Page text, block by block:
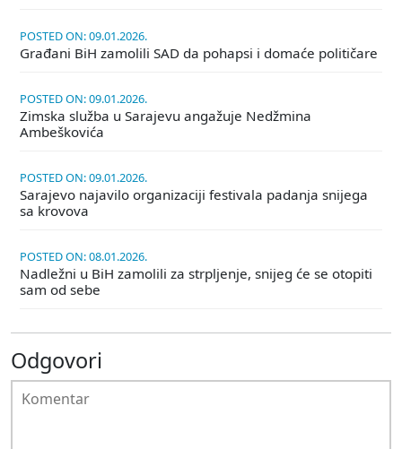
POSTED ON: 09.01.2026.
Građani BiH zamolili SAD da pohapsi i domaće političare
POSTED ON: 09.01.2026.
Zimska služba u Sarajevu angažuje Nedžmina
Ambeškovića
POSTED ON: 09.01.2026.
Sarajevo najavilo organizaciji festivala padanja snijega
sa krovova
POSTED ON: 08.01.2026.
Nadležni u BiH zamolili za strpljenje, snijeg će se otopiti
sam od sebe
Odgovori